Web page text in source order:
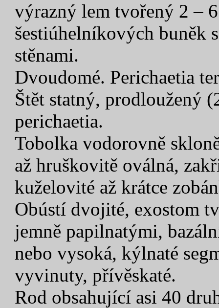
výrazný lem tvořený 2 –
šestiúhelníkových buněk
stěnami.
Dvoudomé. Perichaetia
Štět statný, prodloužený
perichaetia.
Tobolka vodorovně
až hruškovitě oválná,
kuželovité až krátce
Obústí dvojité, exostom
jemně papilnatými,
nebo vysoká, kýlnaté
vyvinuty, přívěskaté.
Rod obsahující asi 40